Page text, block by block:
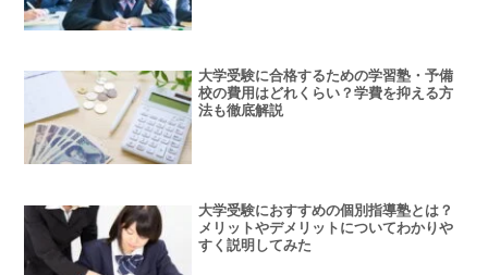
大学受験に合格するための学習塾・予備
校の費用はどれくらい？学費を抑える方
法も徹底解説
大学受験におすすめの個別指導塾とは？
メリットやデメリットについてわかりや
すく説明してみた